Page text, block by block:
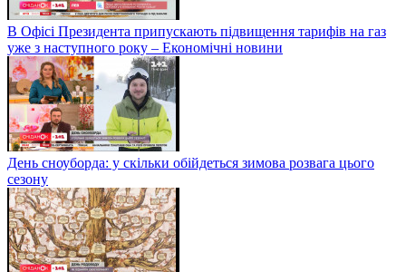
В Офісі Президента припускають підвищення тарифів на газ
уже з наступного року – Економічні новини
День сноуборда: у скільки обійдеться зимова розвага цього
сезону